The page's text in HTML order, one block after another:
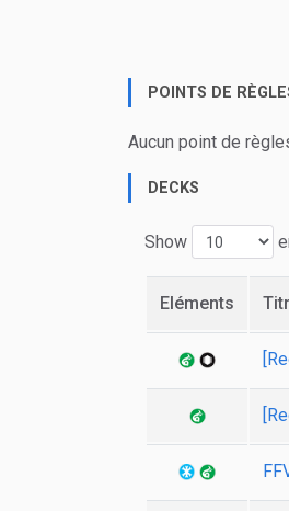
POINTS DE
Aucun point de
DECKS
Show
Eléments